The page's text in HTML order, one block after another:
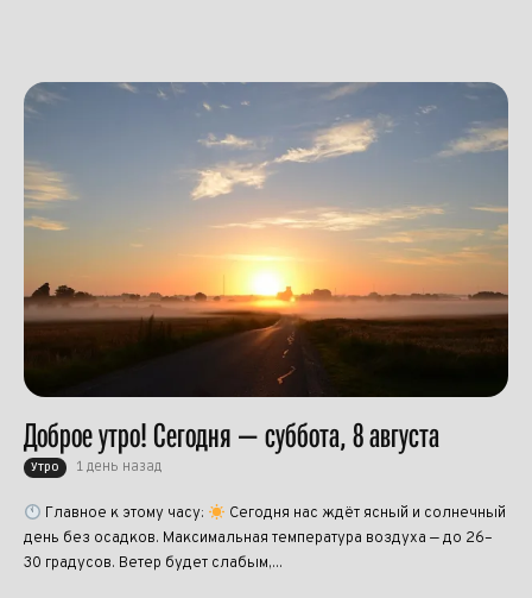
Доброе утро! Сегодня — суббота, 8 августа
Утро 1 день назад
Главное к этому часу:
Сегодня нас ждёт ясный и солнечный
день без осадков. Максимальная температура воздуха — до 26–
30 градусов. Ветер будет слабым,...